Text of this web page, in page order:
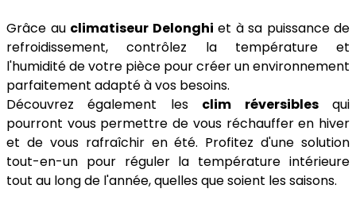
Grâce au climatiseur Delonghi et à sa puissance de
refroidissement, contrôlez la température et
l'humidité de votre pièce pour créer un environnement
parfaitement adapté à vos besoins.
Découvrez également les clim réversiblesqui
pourront vous permettre de vous réchauffer en hiver
et de vous rafraîchir en été. Profitez d'une solution
tout-en-un pour réguler la température intérieure
tout au long de l'année, quelles que soient les saisons.